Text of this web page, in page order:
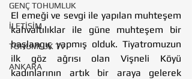
GENÇ TOHUMLUK
İLETİŞİM
TOHUMLUK TV
ANKARA
El emeği ve sevgi ile yapılan muhteşem
kahvaltılıklar ile güne muhteşem bir
başlangıç yapmış olduk. Tiyatromuzun
ilk göz ağrısı olan Vişneli Köyü
kadınlarının artık bir araya gelerek